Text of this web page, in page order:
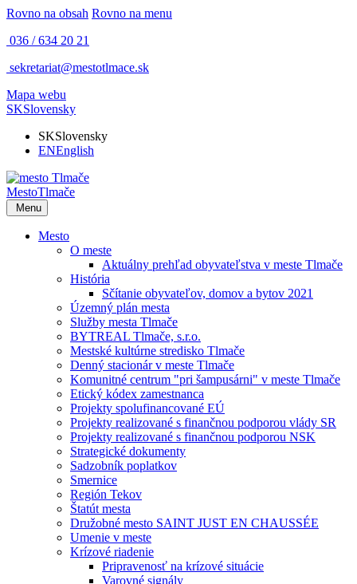
Rovno na obsah Rovno na menu
036 / 634 20 21
sekretariat@mestotlmace.sk
Mapa webu
SKSlovensky
SKSlovensky
ENEnglish
MestoTlmače
Menu
Mesto
O meste
Aktuálny prehľad obyvateľstva v meste Tlmače
História
Sčítanie obyvateľov, domov a bytov 2021
Územný plán mesta
Služby mesta Tlmače
BYTREAL Tlmače, s.r.o.
Mestské kultúrne stredisko Tlmače
Denný stacionár v meste Tlmače
Komunitné centrum "pri šampusárni" v meste Tlmače
Etický kódex zamestnanca
Projekty spolufinancované EÚ
Projekty realizované s finančnou podporou vlády SR
Projekty realizované s finančnou podporou NSK
Strategické dokumenty
Sadzobník poplatkov
Smernice
Región Tekov
Štatút mesta
Družobné mesto SAINT JUST EN CHAUSSÉE
Umenie v meste
Krízové riadenie
Pripravenosť na krízové situácie
Varovné signály